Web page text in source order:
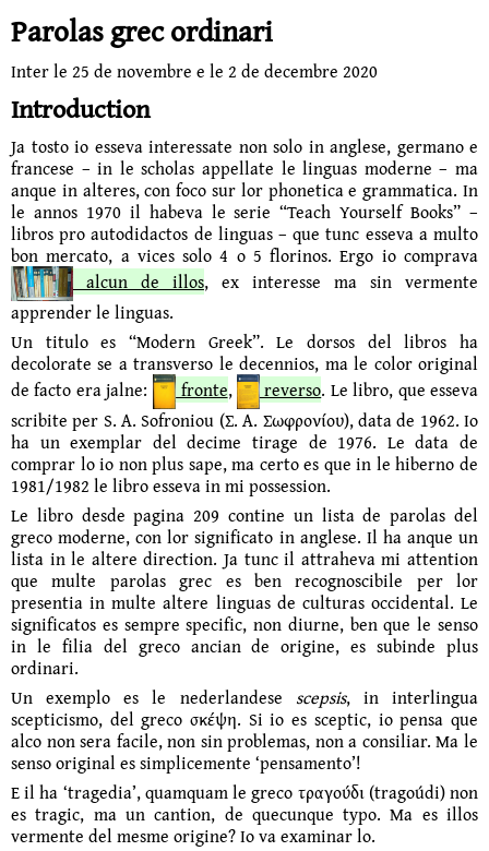
Parolas grec ordinari
Inter le 25 de novembre e le 2 de decembre 2020
Introduction
Ja tosto io esseva interessate non solo in anglese, germano e
francese – in le scholas ap­pel­late le linguas moderne – ma
anque in alteres, con foco sur lor phonetica e gram­ma­tica. In
le annos 1970 il habeva le serie “Teach Yourself Books” –
libros pro autodidactos de linguas – que tunc esseva a multo
bon mercato, a vices solo 4 o 5 florinos. Ergo io com­prava
alcun de illos, ex interesse ma sin vermente
apprender le linguas.
Un titulo es “Modern Greek”. Le dorsos del libros ha
decolorate se a transverso le decen­nios, ma le color original
de facto era jalne:
fronte, reverso. Le libro, que esseva
scribite per S. A. Sofroniou (Σ. Α. Σωφρονίου), data de 1962. Io
ha un exemplar del decime tirage de 1976. Le data de
comprar lo io non plus sape, ma certo es que in le hiberno de
1981/1982 le libro esseva in mi possession.
Le libro desde pagina 209 contine un lista de parolas del
greco moderne, con lor significato in anglese. Il ha anque un
lista in le altere direction. Ja tunc il attraheva mi attention
que multe parolas grec es ben recognoscibile per lor
presentia in multe altere linguas de culturas occidental. Le
signifi­catos es sempre specific, non diurne, ben que le senso
in le filia del greco ancian de origine, es subinde plus
ordinari.
Un exemplo es le nederlandese scepsis, in interlingua
scepticismo, del greco σκέψη. Si io es sceptic, io pensa que
alco non sera facile, non sin problemas, non a consiliar. Ma le
senso original es simplice­mente ‘pensa­mento’!
E il ha ‘tragedia’, quamquam le greco τραγούδι (tragoúdi) non
es tragic, ma un cantion, de quecunque typo. Ma es illos
vermente del mesme origine? Io va examinar lo.